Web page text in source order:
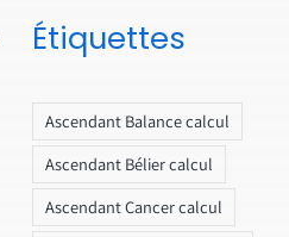
Étiquettes
Ascendant Balance calcul
Ascendant Bélier calcul
Ascendant Cancer calcul